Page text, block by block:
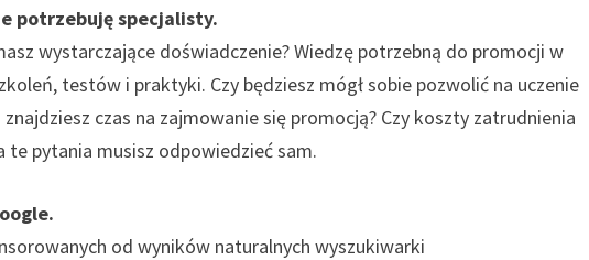
potrzebuję specjalisty.
wystarczające doświadczenie? Wiedzę potrzebną do promocji w
testów i praktyki. Czy będziesz mógł sobie pozwolić na uczenie
czas na zajmowanie się promocją? Czy koszty zatrudnienia
te pytania musisz odpowiedzieć sam.
od wyników naturalnych wyszukiwarki